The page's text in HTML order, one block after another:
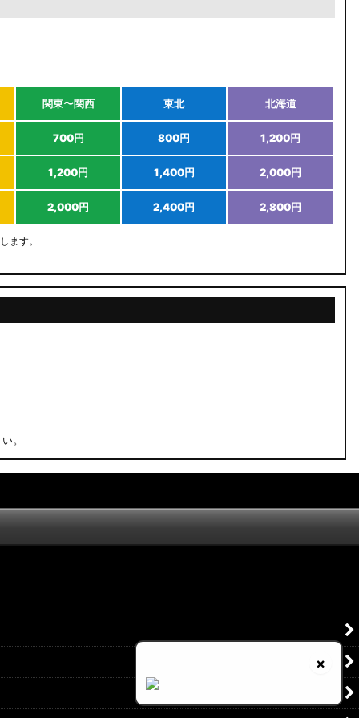
関東〜関西 東北 北海道
700円 800円 1,200円
1,200円 1,400円 2,000円
2,000円 2,400円 2,800円
ます。
。
×